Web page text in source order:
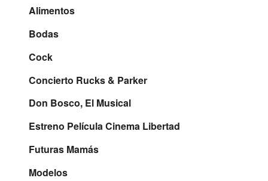
Alimentos
Bodas
Cock
Concierto Rucks & Parker
Don Bosco, El Musical
Estreno Película Cinema Libertad
Futuras Mamás
Modelos